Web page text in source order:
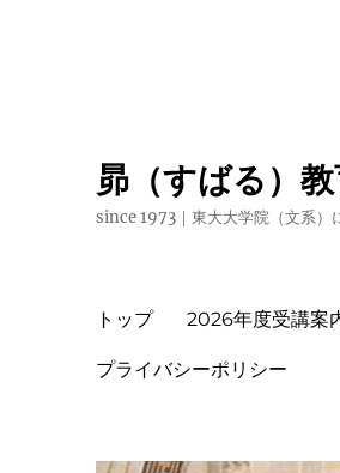
昴（すばる）
since 1973｜東大大学院（文系）
トップ 2026年度受講案
プライバシーポリシー